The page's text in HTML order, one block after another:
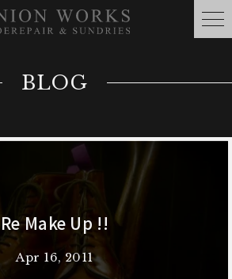
BLOG
Re Make Up !!
Apr 16, 2011